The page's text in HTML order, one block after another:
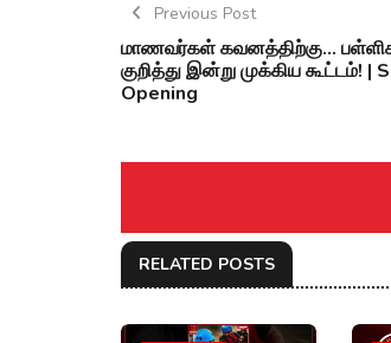
Previous Post
மாணவர்கள் கவனத்திற்கு...
குறித்து இன்று முக்கிய கூட்டம்! |
Opening
RELATED POSTS